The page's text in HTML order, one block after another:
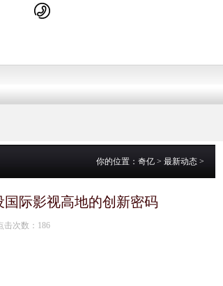
你的位置： 奇亿 > 最新动态 >
际影视高地的创新密码
击次数：186